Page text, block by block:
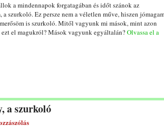
a mindennapok forgatagában és időt szánok az
a szurkoló. Ez persze nem a véletlen műve, hiszen
is szurkoló. Mitől vagyunk mi mások, mint azon
el magukról? Mások vagyunk egyáltalán?Olvassa el a
a szurkoló